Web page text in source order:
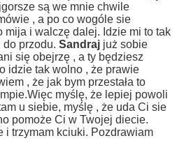
są we mnie chwile
, a po co wogóle sie
mija i walczę dalej. Idzie mi to tak
przodu. Sandraj już sobie
się obejrzę , a ty będziesz
idzie tak wolno , że prawie
, że jak bym przestała to
myślę, że lepiej powoli
u siebie, myślę , że uda Ci sie
pomoże Ci w Twojej diecie.
i trzymam kciuki. Pozdrawiam